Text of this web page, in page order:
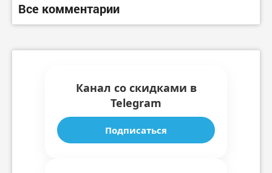
Все комментарии
Канал со скидками в
Telegram
Подписаться